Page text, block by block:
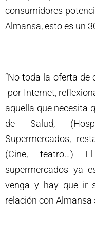
consumidores
Almansa, esto es un
“No toda la oferta de
por Internet,
aquella que necesita
de Salud,
Supermercados,
(Cine, teatro…)
supermercados ya
venga y hay que ir
relación con Almansa